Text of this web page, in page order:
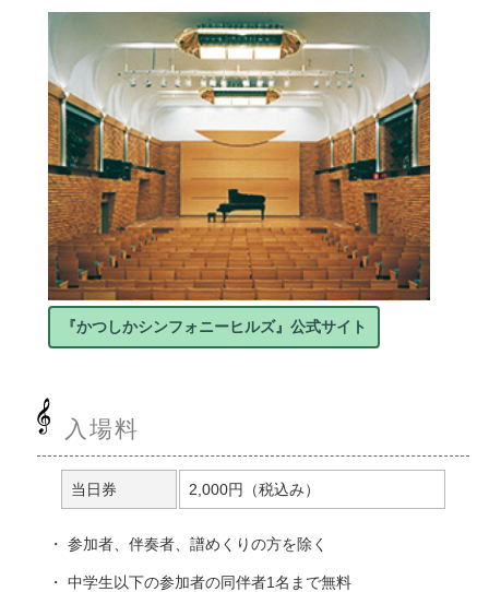
『かつしかシンフォニーヒルズ』公式サイト
入場料
当日券 2,000円（税込み）
参加者、伴奏者、譜めくりの方を除く
中学生以下の参加者の同伴者1名まで無料